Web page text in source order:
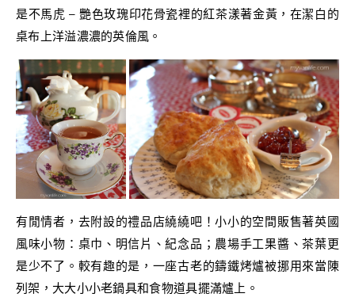
是不馬虎 – 艷色玫瑰印花骨瓷裡的紅茶漾著金黃，在潔白的
桌布上洋溢濃濃的英倫風。
有閒情者，去附設的禮品店繞繞吧！小小的空間販售著英國
風味小物：桌巾、明信片、紀念品；農場手工果醬、茶葉更
是少不了。較有趣的是，一座古老的鑄鐵烤爐被挪用來當陳
列架，大大小小老鍋具和食物道具擺滿爐上。